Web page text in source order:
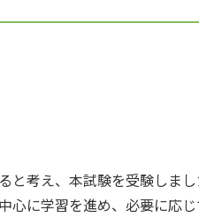
考え、本試験を受験しまし
心に学習を進め、必要に応